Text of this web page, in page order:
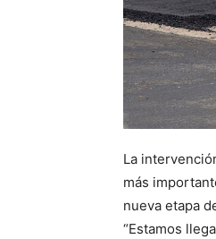
La
más
nueva etapa
“Estamos